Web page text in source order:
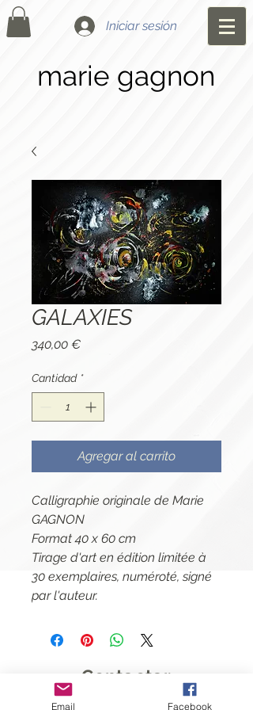
Iniciar sesión
marie gagnon
GALAXIES
340,00 €Precio
Cantidad *
Agregar al carrito
Calligraphie originale de Marie
GAGNON
Format 40 x 60 cm
Tirage d'art en édition limitée à
30 exemplaires, numéroté, signé
par l'auteur.
Contactar
Email Facebook